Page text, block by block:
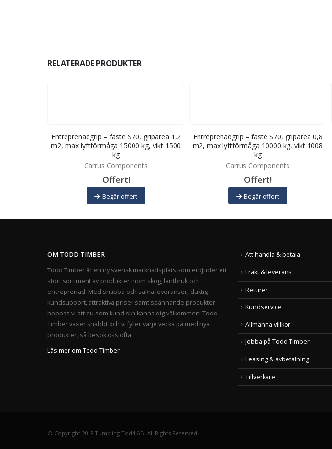
RELATERADE PRODUKTER
Entreprenadgrip – fäste S70, griparea 1,2
m2, max lyftförmåga 15000 kg, vikt 1500
kg
Carrus Components
Offert!
Begär offert
Entreprenadgrip – fäste S70, griparea 0,8
m2, max lyftförmåga 10000 kg, vikt 1008
kg
Carrus Components
Offert!
Begär offert
OM TODD TIMBER
Todd Timber är en ny svensk marknadsplats som erbjuder ett
stort sortiment av produkter inom skog, lantbruk och
entreprenad. Med snabba och säkra leveranser, duktig
kundsupport, attraktiva priser samt spännande produkter
hoppas vi att du som kund ska känna dig välkommen. Todd
Timber växer snabbt och vi fyller varje vecka på med nya
produkter, så besök oss ofta.
Läs mer om Todd Timber
Att handla & betala
Frakt & leverans
Returer
Kundservice
Allmänna villkor
Jobba på Todd Timber
Leasing & avbetalning
Tillverkare
© Copyright 2018 Tumbling Todd AB. All Rights Reserved.